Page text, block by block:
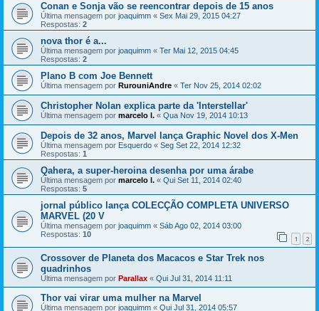
Conan e Sonja vão se reencontrar depois de 15 anos
Última mensagem por joaquimm « Sex Mai 29, 2015 04:27
Respostas: 2
nova thor é a...
Última mensagem por joaquimm « Ter Mai 12, 2015 04:45
Respostas: 2
Plano B com Joe Bennett
Última mensagem por RurouniAndre « Ter Nov 25, 2014 02:02
Christopher Nolan explica parte da 'Interstellar'
Última mensagem por marcelo l. « Qua Nov 19, 2014 10:13
Depois de 32 anos, Marvel lança Graphic Novel dos X-Men
Última mensagem por Esquerdo « Seg Set 22, 2014 12:32
Respostas: 1
Qahera, a super-heroina desenha por uma árabe
Última mensagem por marcelo l. « Qui Set 11, 2014 02:40
Respostas: 5
jornal público lança COLECÇÃO COMPLETA UNIVERSO
MARVEL (20 V
Última mensagem por joaquimm « Sáb Ago 02, 2014 03:00
Respostas: 10 1 2
Crossover de Planeta dos Macacos e Star Trek nos
quadrinhos
Última mensagem por Parallax « Qui Jul 31, 2014 11:11
Thor vai virar uma mulher na Marvel
Última mensagem por joaquimm « Qui Jul 31, 2014 05:57